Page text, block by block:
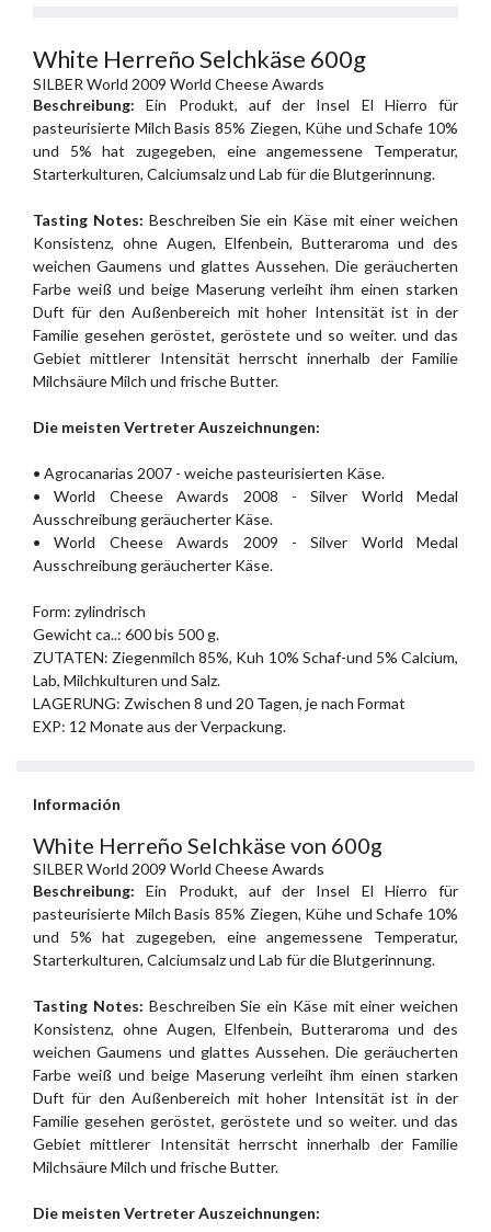
White Herreño Selchkäse 600g
SILBER World 2009 World Cheese Awards
Beschreibung: Ein Produkt, auf der Insel El Hierro für
pasteurisierte Milch Basis 85% Ziegen, Kühe und Schafe 10%
und 5% hat zugegeben, eine angemessene Temperatur,
Starterkulturen, Calciumsalz und Lab für die Blutgerinnung.
Tasting Notes: Beschreiben Sie ein Käse mit einer weichen
Konsistenz, ohne Augen, Elfenbein, Butteraroma und des
weichen Gaumens und glattes Aussehen. Die geräucherten
Farbe weiß und beige Maserung verleiht ihm einen starken
Duft für den Außenbereich mit hoher Intensität ist in der
Familie gesehen geröstet, geröstete und so weiter. und das
Gebiet mittlerer Intensität herrscht innerhalb der Familie
Milchsäure Milch und frische Butter.
Die meisten Vertreter Auszeichnungen:
• Agrocanarias 2007 - weiche pasteurisierten Käse.
• World Cheese Awards 2008 - Silver World Medal
Ausschreibung geräucherter Käse.
• World Cheese Awards 2009 - Silver World Medal
Ausschreibung geräucherter Käse.
Form: zylindrisch
Gewicht ca..: 600 bis 500 g.
ZUTATEN: Ziegenmilch 85%, Kuh 10% Schaf-und 5% Calcium,
Lab, Milchkulturen und Salz.
LAGERUNG: Zwischen 8 und 20 Tagen, je nach Format
EXP: 12 Monate aus der Verpackung.
Información
White Herreño Selchkäse von 600g
SILBER World 2009 World Cheese Awards
Beschreibung: Ein Produkt, auf der Insel El Hierro für
pasteurisierte Milch Basis 85% Ziegen, Kühe und Schafe 10%
und 5% hat zugegeben, eine angemessene Temperatur,
Starterkulturen, Calciumsalz und Lab für die Blutgerinnung.
Tasting Notes: Beschreiben Sie ein Käse mit einer weichen
Konsistenz, ohne Augen, Elfenbein, Butteraroma und des
weichen Gaumens und glattes Aussehen. Die geräucherten
Farbe weiß und beige Maserung verleiht ihm einen starken
Duft für den Außenbereich mit hoher Intensität ist in der
Familie gesehen geröstet, geröstete und so weiter. und das
Gebiet mittlerer Intensität herrscht innerhalb der Familie
Milchsäure Milch und frische Butter.
Die meisten Vertreter Auszeichnungen: